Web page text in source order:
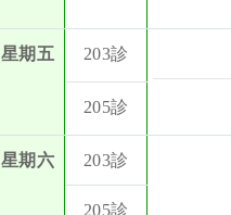
星期五 203診
205診
星期六 203診
205診